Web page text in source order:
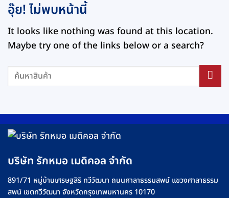
อุ๊ย! ไม่พบหน้านี้
It looks like nothing was found at this location.
Maybe try one of the links below or a search?
บริษัท รักหมอ เมดิคอล จำกัด
891/71 หมู่บ้านเศรษฐสิริ ทวีวัฒนา ถนนศาลาธรรมสพน์ แขวงศาลาธรรม
สพน์ เขตทวีวัฒนา จังหวัดกรุงเทพมหานคร 10170